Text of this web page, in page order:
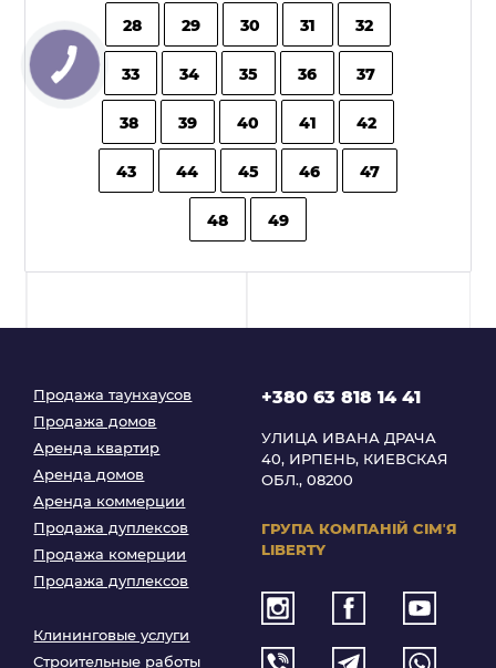
28 29 30 31 32
33 34 35 36 37
38 39 40 41 42
43 44 45 46 47
48 49
Продажа таунхаусов
Продажа домов
Аренда квартир
Аренда домов
Аренда коммерции
Продажа дуплексов
Продажа комерции
Продажа дуплексов
Клининговые услуги
Строительные работы
+380 63 818 14 41
УЛИЦА ИВАНА ДРАЧА
40, ИРПЕНЬ, КИЕВСКАЯ
ОБЛ., 08200
ГРУПА КОМПАНІЙ СІМʼЯ
LIBERTY